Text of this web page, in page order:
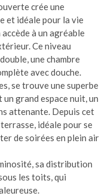
crée une
et idéale pour la vie
à un agréable
Ce niveau
une chambre
avec douche.
se trouve une superbe
grand espace nuit, un
attenante. Depuis cet
idéale pour se
de soirées en plein air
sa distribution
les toits, qui